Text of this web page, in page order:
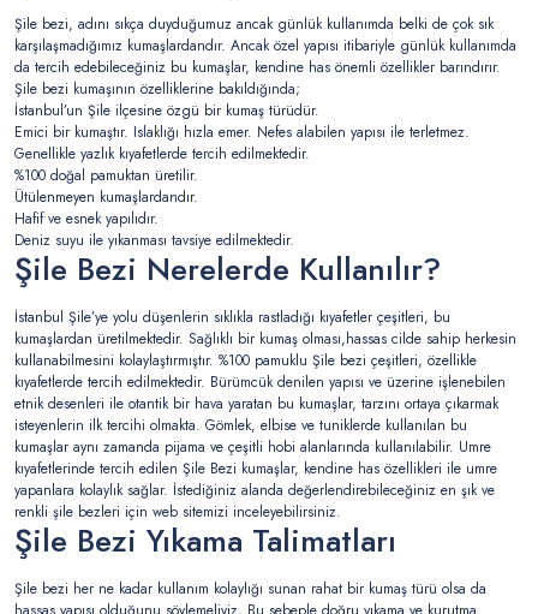
Şile bezi, adını sıkça duyduğumuz ancak günlük kullanımda belki de çok sık
karşılaşmadığımız kumaşlardandır. Ancak özel yapısı itibariyle günlük kullanımda
da tercih edebileceğiniz bu kumaşlar, kendine has önemli özellikler barındırır.
Şile bezi kumaşının özelliklerine bakıldığında;
İstanbul’un Şile ilçesine özgü bir kumaş türüdür.
Emici bir kumaştır. Islaklığı hızla emer. Nefes alabilen yapısı ile terletmez.
Genellikle yazlık kıyafetlerde tercih edilmektedir.
%100 doğal pamuktan üretilir.
Ütülenmeyen kumaşlardandır.
Hafif ve esnek yapılıdır.
Deniz suyu ile yıkanması tavsiye edilmektedir.
Şile Bezi Nerelerde Kullanılır?
İstanbul Şile’ye yolu düşenlerin sıklıkla rastladığı kıyafetler çeşitleri, bu
kumaşlardan üretilmektedir. Sağlıklı bir kumaş olması,hassas cilde sahip herkesin
kullanabilmesini kolaylaştırmıştır. %100 pamuklu Şile bezi çeşitleri, özellikle
kıyafetlerde tercih edilmektedir. Bürümcük denilen yapısı ve üzerine işlenebilen
etnik desenleri ile otantik bir hava yaratan bu kumaşlar, tarzını ortaya çıkarmak
isteyenlerin ilk tercihi olmakta. Gömlek, elbise ve tuniklerde kullanılan bu
kumaşlar aynı zamanda pijama ve çeşitli hobi alanlarında kullanılabilir. Umre
kıyafetlerinde tercih edilen Şile Bezi kumaşlar, kendine has özellikleri ile umre
yapanlara kolaylık sağlar. İstediğiniz alanda değerlendirebileceğiniz en şık ve
renkli şile bezleri için web sitemizi inceleyebilirsiniz.
Şile Bezi Yıkama Talimatları
Şile bezi her ne kadar kullanım kolaylığı sunan rahat bir kumaş türü olsa da